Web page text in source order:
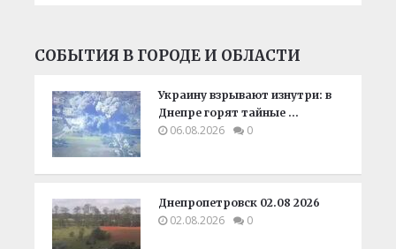
СОБЫТИЯ В ГОРОДЕ И ОБЛАСТИ
Украину взрывают изнутри: в
Днепре горят тайные …
06.08.2026 0
Днепропетровск 02.08 2026
02.08.2026 0